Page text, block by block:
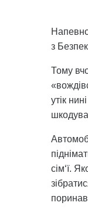
з
Тому
утік
сім‘ї.